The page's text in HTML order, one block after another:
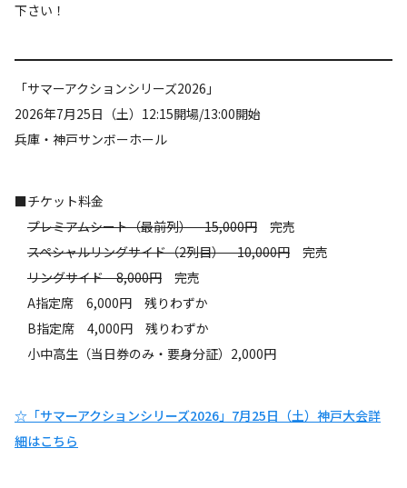
下さい！
「サマーアクションシリーズ2026」
2026年7月25日（土）12:15開場/13:00開始
兵庫・神戸サンボーホール
■チケット料金
プレミアムシート（最前列） 15,000円 完売
スペシャルリングサイド（2列目） 10,000円 完売
リングサイド 8,000円 完売
A指定席 6,000円 残りわずか
B指定席 4,000円 残りわずか
小中高生（当日券のみ・要身分証）2,000円
☆「サマーアクションシリーズ2026」7月25日（土）神戸大会詳
細はこちら